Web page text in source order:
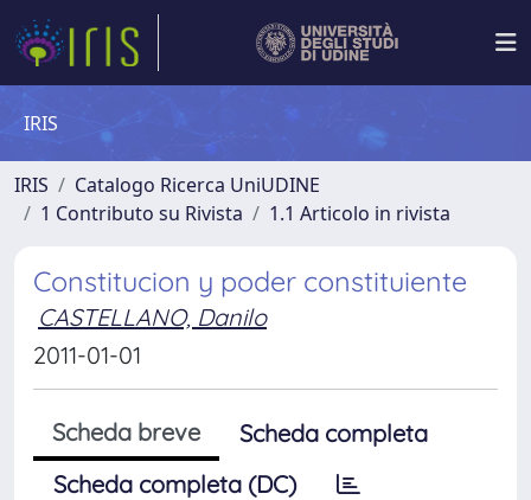
IRIS
IRIS
Catalogo Ricerca UniUDINE
1 Contributo su Rivista
1.1 Articolo in rivista
Constitucion y poder constituiente
CASTELLANO, Danilo
2011-01-01
Scheda breve
Scheda completa
Scheda completa (DC)